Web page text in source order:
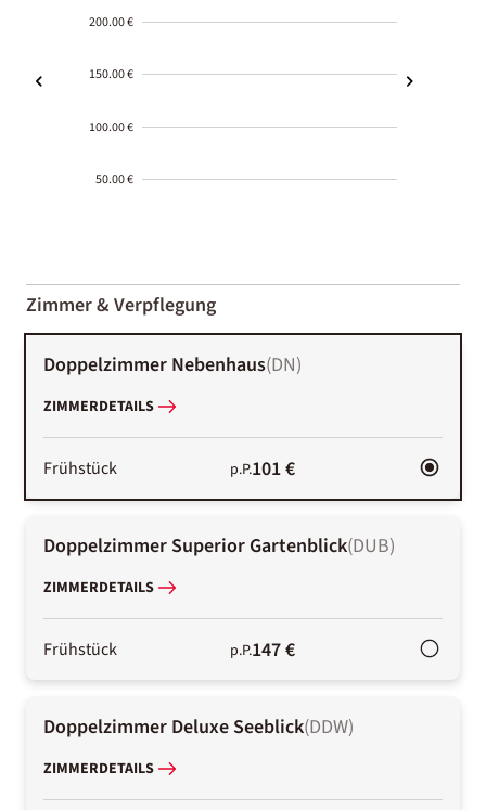
200.00 €
150.00 €
100.00 €
50.00 €
01-02
Zimmer & Verpflegung
Doppelzimmer Nebenhaus(DN)
ZIMMERDETAILS
Frühstück p.P.101 €
Doppelzimmer Superior Gartenblick(DUB)
ZIMMERDETAILS
Frühstück p.P.147 €
Doppelzimmer Deluxe Seeblick(DDW)
ZIMMERDETAILS